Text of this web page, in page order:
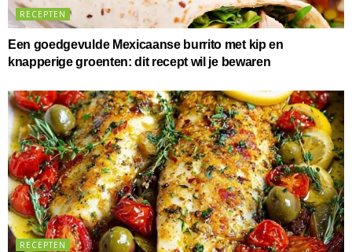
RECEPTEN
Een goedgevulde Mexicaanse burrito met kip en
knapperige groenten: dit recept wil je bewaren
RECEPTEN